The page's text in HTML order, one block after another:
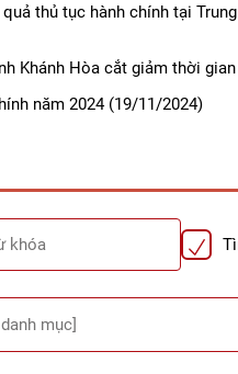
thủ tục hành chính tại
Khánh Hòa cắt giảm thời
năm 2024(19/11/2024)